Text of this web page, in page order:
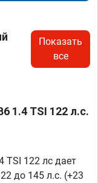
Показать
все
1.4 TSI 122 л.с.
TSI 122 лс дает
до 145 л.с. (+23